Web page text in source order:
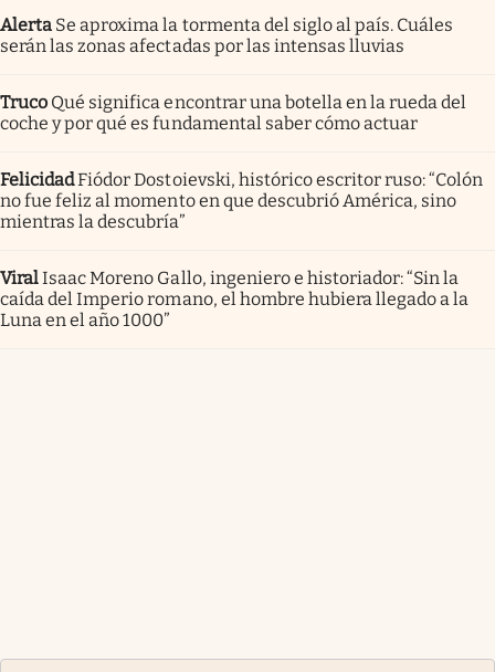
Alerta Se aproxima la tormenta del siglo al país. Cuáles
serán las zonas afectadas por las intensas lluvias
Truco Qué significa encontrar una botella en la rueda del
coche y por qué es fundamental saber cómo actuar
FelicidadFiódor Dostoievski, histórico escritor ruso: “Colón
no fue feliz al momento en que descubrió América, sino
mientras la descubría”
ViralIsaac Moreno Gallo, ingeniero e historiador: “Sin la
caída del Imperio romano, el hombre hubiera llegado a la
Luna en el año 1000”